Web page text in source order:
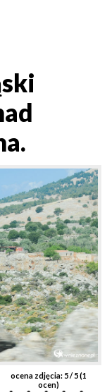
ocena zdjęcia: 5/ 5 (1
ocen)